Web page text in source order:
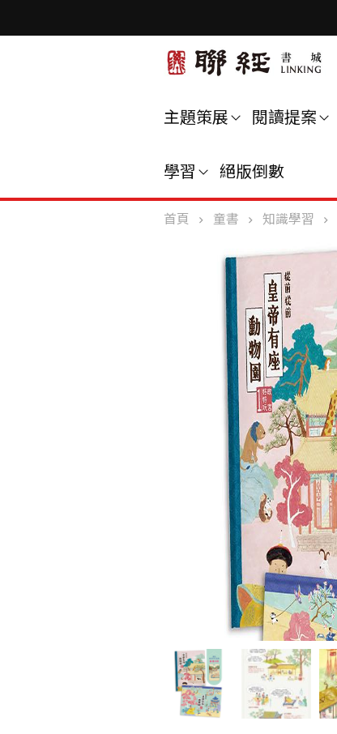
主題策展 閱讀提案
學習 絕版倒數
首頁 童書 知識學習